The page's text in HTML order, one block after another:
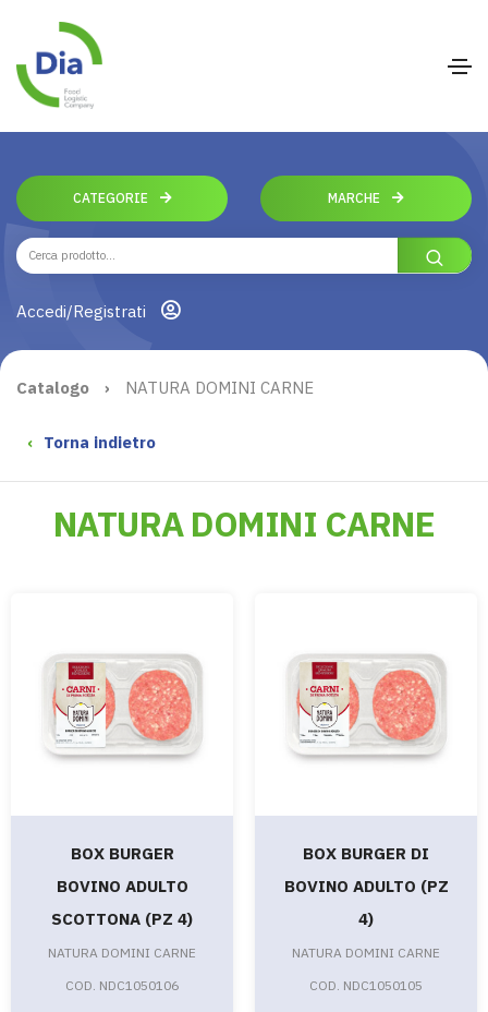
CATEGORIE MARCHE
Accedi/Registrati
Catalogo › NATURA DOMINI CARNE
‹ Torna indietro
NATURA DOMINI CARNE
BOX BURGER
BOVINO ADULTO
SCOTTONA (PZ 4)
NATURA DOMINI CARNE
COD. NDC1050106
BOX BURGER DI
BOVINO ADULTO (PZ
4)
NATURA DOMINI CARNE
COD. NDC1050105